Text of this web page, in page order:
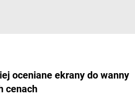
oceniane ekrany do wanny
cenach